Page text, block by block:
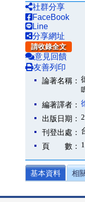
社群分享
FaceBook
Line
分享網址
請收錄全文
意見回饋
友善列印
論著名稱：
編著譯者：
出版日期：
刊登出處：
頁 數：
基本資料 相